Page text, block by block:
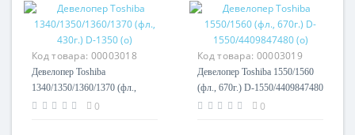
Код товара: 00003018
Девелопер Toshiba
1340/1350/1360/1370 (фл.,
430г.) D-1350 (o)
0
Код товара: 00003019
Девелопер Toshiba 1550/1560
(фл., 670г.) D-1550/4409847480
(о)
0